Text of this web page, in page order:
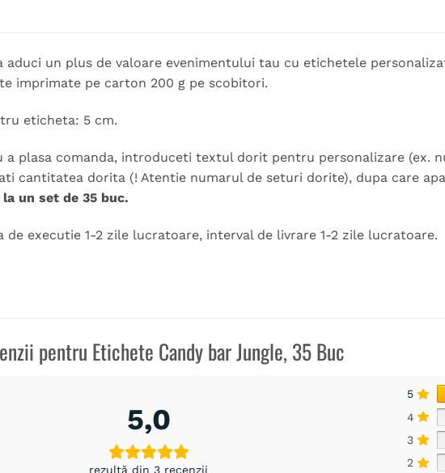
aduci un plus de valoare evenimentului tau cu etichetele
imprimate pe carton 200 g pe scobitori.
eticheta: 5 cm.
a plasa comanda, introduceti textul dorit pentru personalizare (ex.
cantitatea dorita (! Atentie numarul de seturi dorite), dupa care
un set de 35 buc.
de executie 1-2 zile lucratoare, interval de livrare 1-2 zile lucratoare.
pentru Etichete Candy bar Jungle, 35 Buc
5,0
rezultă din 3 recenzii
5
4
3
2